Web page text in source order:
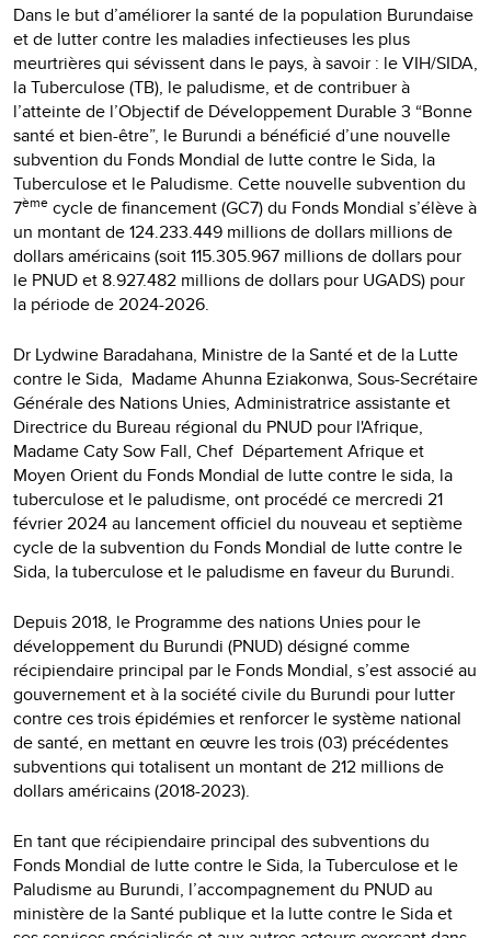
Dans le but d’améliorer la santé de la population Burundaise
et de lutter contre les maladies infectieuses les plus
meurtrières qui sévissent dans le pays, à savoir : le VIH/SIDA,
la Tuberculose (TB), le paludisme, et de contribuer à
l’atteinte de l’Objectif de Développement Durable 3 “Bonne
santé et bien-être”, le Burundi a bénéficié d’une nouvelle
subvention du Fonds Mondial de lutte contre le Sida, la
Tuberculose et le Paludisme. Cette nouvelle subvention du
7ème cycle de financement (GC7) du Fonds Mondial s’élève à
un montant de 124.233.449 millions de dollars millions de
dollars américains (soit 115.305.967 millions de dollars pour
le PNUD et 8.927.482 millions de dollars pour UGADS) pour
la période de 2024-2026.
Dr Lydwine Baradahana, Ministre de la Santé et de la Lutte
contre le Sida, Madame Ahunna Eziakonwa, Sous-Secrétaire
Générale des Nations Unies, Administratrice assistante et
Directrice du Bureau régional du PNUD pour l'Afrique,
Madame Caty Sow Fall, Chef Département Afrique et
Moyen Orient du Fonds Mondial de lutte contre le sida, la
tuberculose et le paludisme, ont procédé ce mercredi 21
février 2024 au lancement officiel du nouveau et septième
cycle de la subvention du Fonds Mondial de lutte contre le
Sida, la tuberculose et le paludisme en faveur du Burundi.
Depuis 2018, le Programme des nations Unies pour le
développement du Burundi (PNUD) désigné comme
récipiendaire principal par le Fonds Mondial, s’est associé au
gouvernement et à la société civile du Burundi pour lutter
contre ces trois épidémies et renforcer le système national
de santé, en mettant en œuvre les trois (03) précédentes
subventions qui totalisent un montant de 212 millions de
dollars américains (2018-2023).
En tant que récipiendaire principal des subventions du
Fonds Mondial de lutte contre le Sida, la Tuberculose et le
Paludisme au Burundi, l’accompagnement du PNUD au
ministère de la Santé publique et la lutte contre le Sida et